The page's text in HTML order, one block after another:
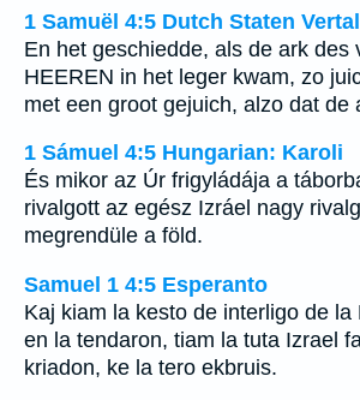
1 Samuël 4:5 Dutch Staten
En het geschiedde, als de ark des
HEEREN in het leger kwam, zo
met een groot gejuich, alzo dat de
1 Sámuel 4:5 Hungarian: Karoli
És mikor az Úr frigyládája a
rivalgott az egész Izráel nagy
megrendüle a föld.
Samuel 1 4:5 Esperanto
Kaj kiam la kesto de interligo de la
en la tendaron, tiam la tuta Izrael
kriadon, ke la tero ekbruis.